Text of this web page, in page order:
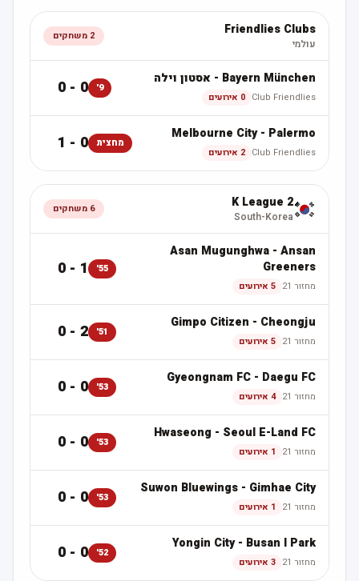
Friendlies Clubs
עולמי
2 משחקים
Bayern München
- אסטון וילה
Club Friendlies 0 אירועים
9'
0 - 0
Melbourne City -Palermo
Club Friendlies 2 אירועים
מחצית 0 - 1
K League 2
South-Korea
6 משחקים
Asan Mugunghwa -Ansan
Greeners
מחזור 21 5 אירועים
55'
1 - 0
Gimpo Citizen -Cheongju
מחזור 21 5 אירועים
51'
2 - 0
Gyeongnam FC -Daegu FC
מחזור 21 4 אירועים
53'
0 - 0
Hwaseong -Seoul E-Land FC
מחזור 21 1 אירועים
53'
0 - 0
Suwon Bluewings -Gimhae City
מחזור 21 1 אירועים
53'
0 - 0
Yongin City -Busan I Park
מחזור 21 3 אירועים
52'
0 - 0